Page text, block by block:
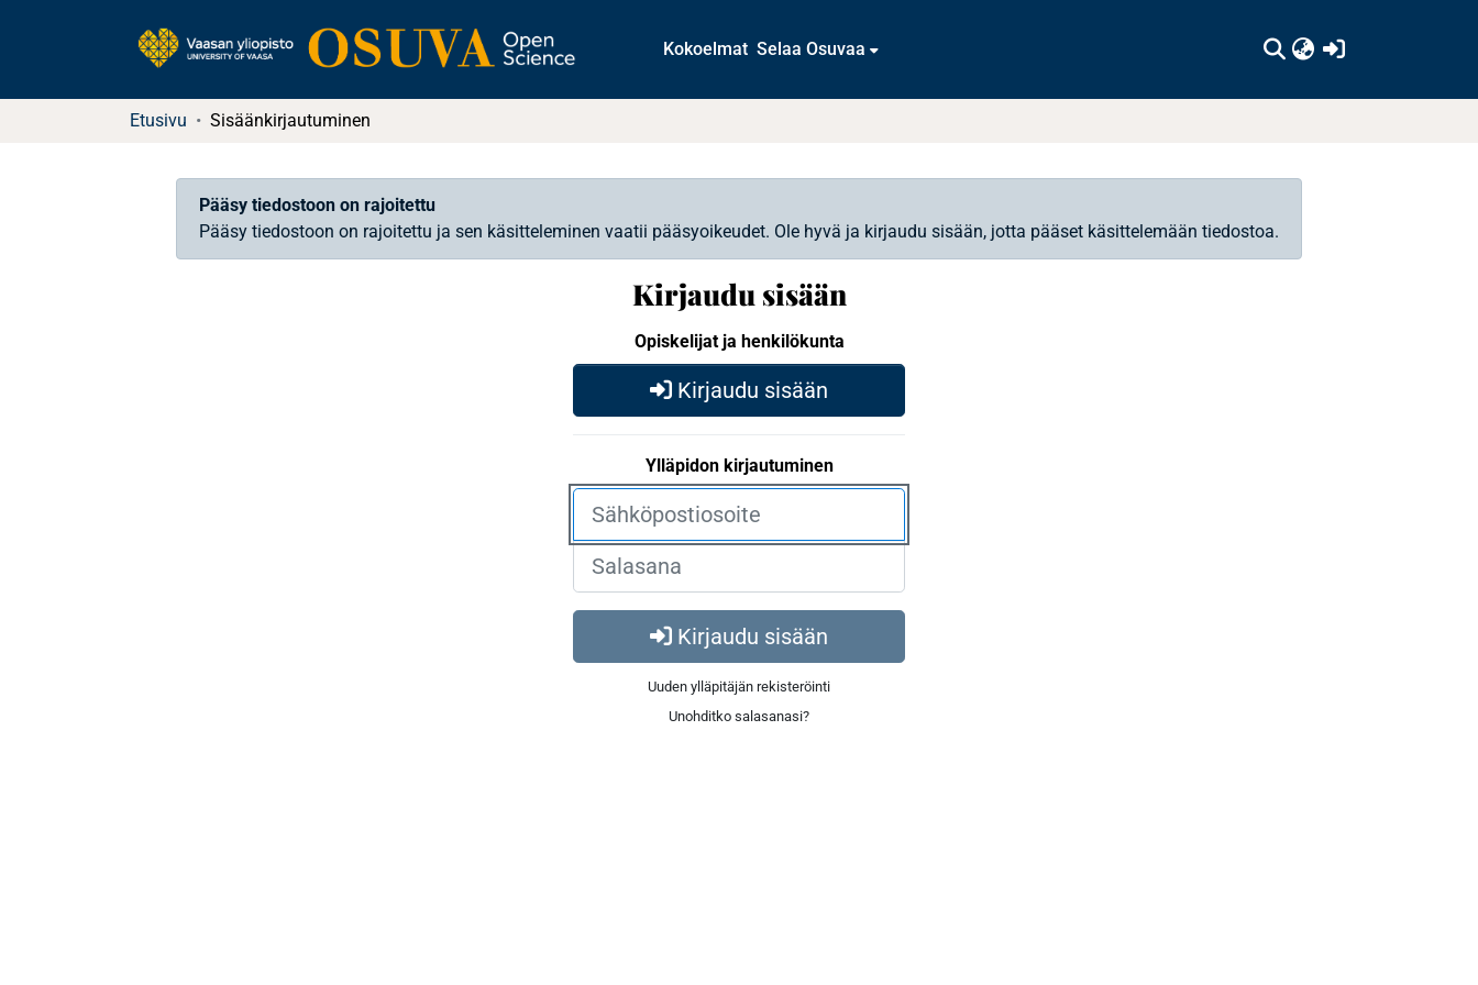
Kokoelmat Selaa Osuvaa
Etusivu Sisäänkirjautuminen
Pääsy tiedostoon on rajoitettu
Pääsy tiedostoon on rajoitettu ja sen käsitteleminen vaatii pääsyoikeudet. Ole hyvä ja kirjaudu sisään, jotta pääset käsittelemään tiedostoa.
Kirjaudu sisään
Opiskelijat ja henkilökunta
Kirjaudu sisään
Ylläpidon kirjautuminen
Kirjaudu sisään
Uuden ylläpitäjän rekisteröinti
Unohditko salasanasi?